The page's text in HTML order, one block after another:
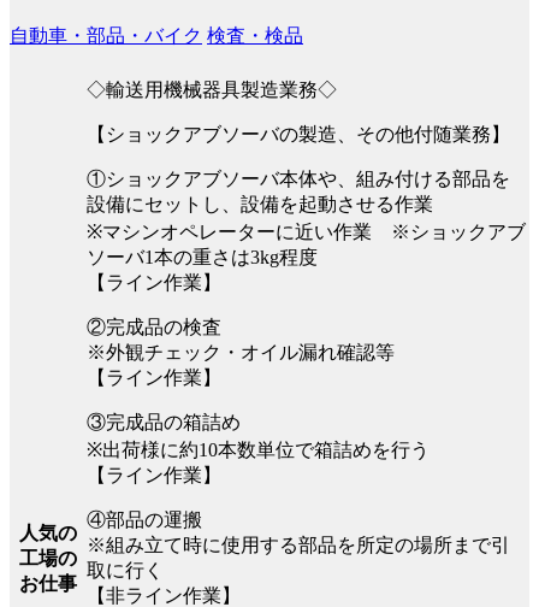
自動車・部品・バイク 検査・検品
人気の
工場の
お仕事
◇輸送用機械器具製造業務◇
【ショックアブソーバの製造、その他付随業務】
①ショックアブソーバ本体や、組み付ける部品を
設備にセットし、設備を起動させる作業
※マシンオペレーターに近い作業 ※ショックアブ
ソーバ1本の重さは3kg程度
【ライン作業】
②完成品の検査
※外観チェック・オイル漏れ確認等
【ライン作業】
③完成品の箱詰め
※出荷様に約10本数単位で箱詰めを行う
【ライン作業】
④部品の運搬
※組み立て時に使用する部品を所定の場所まで引
取に行く
【非ライン作業】